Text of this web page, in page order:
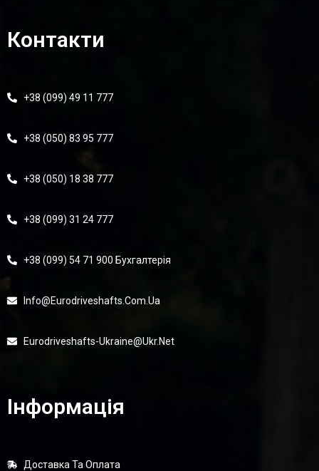
Контакти
+38 (099) 49 11 777
+38 (050) 83 95 777
+38 (050) 18 38 777
+38 (099) 31 24 777
+38 (099) 54 71 900 Бухгалтерія
Info@eurodriveshafts.com.ua
Eurodriveshafts-Ukraine@ukr.net
Інформація
Доставка Та Оплата